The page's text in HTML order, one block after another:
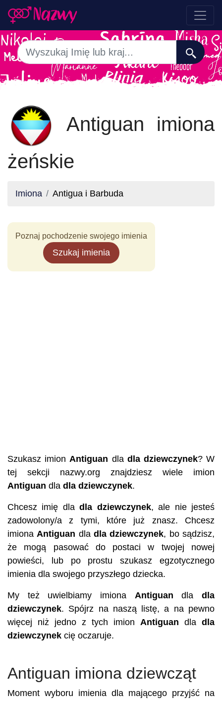
Antiguan imiona
żeńskie
Imiona Antigua i Barbuda
Poznaj pochodzenie swojego imienia
Szukaj imienia
Szukasz imionAntiguan dla dla dziewczynek? W
tej sekcji nazwy.org znajdziesz wiele imion
Antiguan dla dla dziewczynek.
Chcesz imię dladla dziewczynek, ale nie jesteś
zadowolony/a z tymi, które już znasz. Chcesz
imionaAntiguan dladla dziewczynek, bo sądzisz,
że mogą pasować do postaci w twojej nowej
powieści, lub po prostu szukasz egzotycznego
imienia dla swojego przyszłego dziecka.
My też uwielbiamy imiona Antiguan dladla
dziewczynek. Spójrz na naszą listę, a na pewno
więcej niż jedno z tych imion Antiguan dla dla
dziewczynek cię oczaruje.
Antiguan imiona dziewcząt
Moment wyboru imienia dla mającego przyjść na